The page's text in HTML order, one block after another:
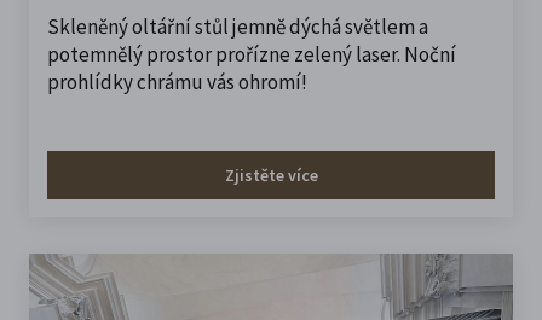
Skleněný oltářní stůl jemně dýchá světlem a
potemnělý prostor prořízne zelený laser. Noční
prohlídky chrámu vás ohromí!
Zjistěte více